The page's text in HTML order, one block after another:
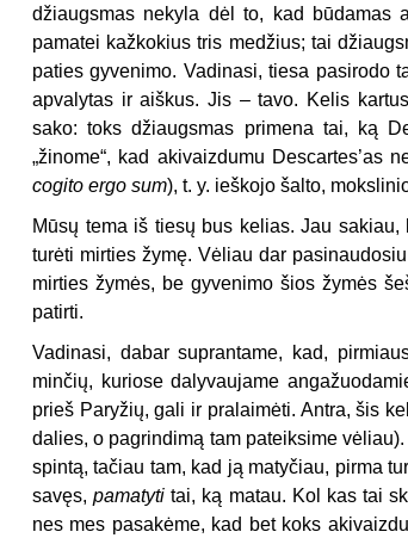
džiaugsmas nekyla dėl to, kad būdamas
pamatei kažkokius tris medžius; tai
paties gyvenimo. Vadinasi, tiesa pasirodo
apvalytas ir aiškus. Jis – tavo. Kelis
sako: toks džiaugsmas primena tai, ką
„žinome“, kad akivaizdumu Descartes’as
cogito ergo sum), t. y. ieškojo šalto,
Mūsų tema iš tiesų bus kelias. Jau
turėti mirties žymę. Vėliau dar
mirties žymės, be gyvenimo šios žymės
patirti.
Vadinasi, dabar suprantame, kad,
minčių, kuriose dalyvaujame
prieš Paryžių, gali ir pralaimėti. Antra, šis
dalies, o pagrindimą tam pateiksime
spintą, tačiau tam, kad ją matyčiau, pirma
savęs,pamatyti tai, ką matau. Kol kas tai
nes mes pasakėme, kad bet koks